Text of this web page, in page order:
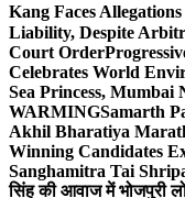
Kang Faces
Liability, Despite
Court Order
Celebrates World
Sea Princess,
WARMINGSamarth
Akhil Bharatiya
Winning Candidates
Sanghamitra Tai
सिंह की आवाज में भोजपुरी